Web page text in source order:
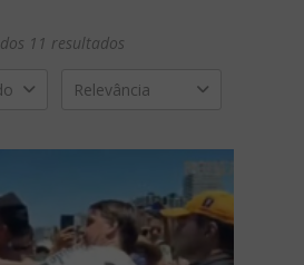
11 resultados
Relevância